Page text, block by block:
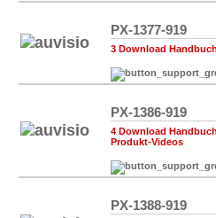
PX-1377-919
3 Download
PX-1386-919
4 Download
Produkt-Videos
PX-1388-919